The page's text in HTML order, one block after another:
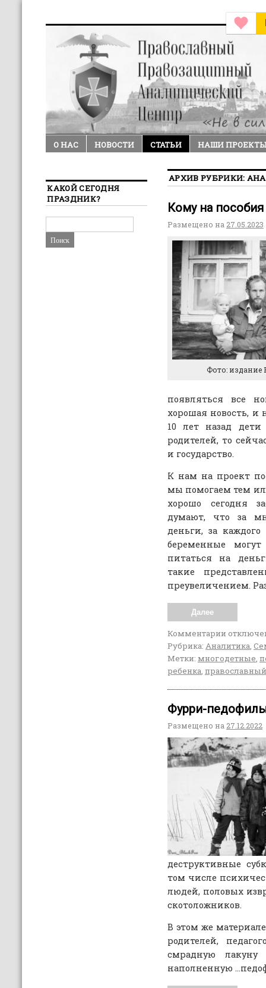
О НАС НОВОСТИ СТАТЬИ НАШИ
АРХИВ РУБРИКИ:
Кому на
Размещено на 27.05.2023
Фото: издание
появляться все
хорошая новость, и
10 лет назад
родителей, то
и государство.
К нам на проект
мы помогаем тем
хорошо сегодня
думают, что за
деньги, за каждого
беременные
питаться на
такие
преувеличением.
Далее
Комментарии
Рубрика: Аналитика,
Метки: многодетные,
ребенка,
Фурри-
Размещено на 27.12.2022
деструктивные
том числе
людей, половых
скотоложников.
В этом же
родителей,
смрадную лакуну
наполненную
КАКОЙ СЕГОДНЯ
ПРАЗДНИК?